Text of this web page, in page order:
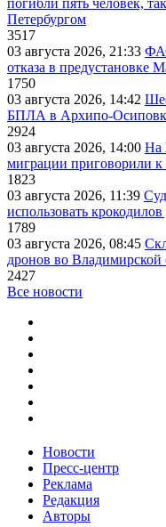
погибли пять человек,
Петербургом
3517
03 августа 2026, 21:33
отказа в предустановке
1750
03 августа 2026, 14:42
БПЛА в Архипо-
2924
03 августа 2026, 14:00 На
миграции приговорили к
1823
03 августа 2026, 11:39
использовать
1789
03 августа 2026, 08:45
дронов во Владимирской
2427
Все новости
Новости
Пресс-центр
Реклама
Редакция
Авторы